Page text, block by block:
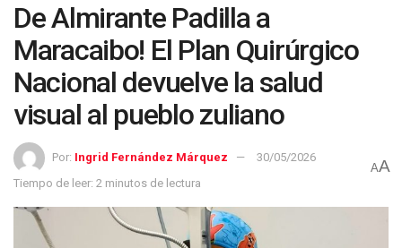
De Almirante Padilla a
Maracaibo! El Plan Quirúrgico
Nacional devuelve la salud
visual al pueblo zuliano
Por: Ingrid Fernández Márquez
30/05/2026
Tiempo de leer: 2 minutos de lectura
AA